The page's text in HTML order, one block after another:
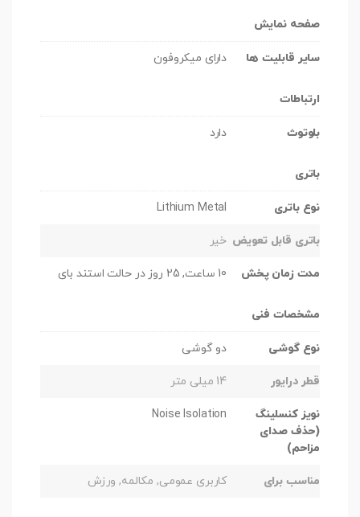
صفحه نمایش
سایر قابلیت ها دارای میکروفون
ارتباطات
بلوتوث دارد
باتری
نوع باتری Lithium Metal
باتری قابل تعویض خیر
مدت زمان پخش 10 ساعت, 25 روز در حالت استند بای
مشخصات فنی
نوع گوشی دو گوشی
قطر درایور 14 میلی متر
نویز کنسلینگ
(حذف صدای
مزاحم)
Noise Isolation
مناسب برای کاربری عمومی, مکالمه, ورزش